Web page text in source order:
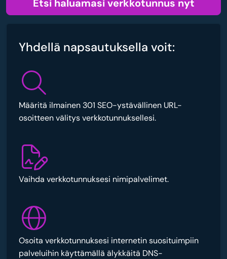
Etsi haluamasi verkkotunnus nyt
Yhdellä napsautuksella voit:
Määritä ilmainen 301 SEO-ystävällinen URL-
osoitteen välitys verkkotunnuksellesi.
Vaihda verkkotunnuksesi nimipalvelimet.
Osoita verkkotunnuksesi internetin suosituimpiin
palveluihin käyttämällä älykkäitä DNS-